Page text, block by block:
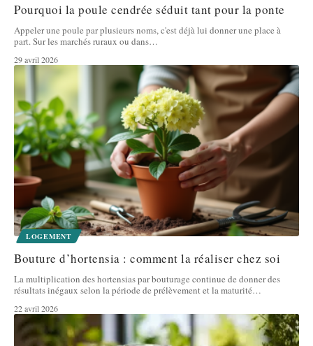
Pourquoi la poule cendrée séduit tant pour la ponte
Appeler une poule par plusieurs noms, c'est déjà lui donner une place à
part. Sur les marchés ruraux ou dans…
29 avril 2026
LOGEMENT
Bouture d’hortensia : comment la réaliser chez soi
La multiplication des hortensias par bouturage continue de donner des
résultats inégaux selon la période de prélèvement et la maturité…
22 avril 2026